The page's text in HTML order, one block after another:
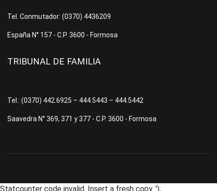
Tel. Conmutador: (0370) 4436209
España N° 157 - C.P. 3600 - Formosa
TRIBUNAL DE FAMILIA
Tel.: (0370) 442.6925 – 444.5443 – 444.5442
Saavedra N° 369, 371 y 377 - C.P. 3600 - Formosa
Statcounter code invalid. Insert a fresh copy. ');